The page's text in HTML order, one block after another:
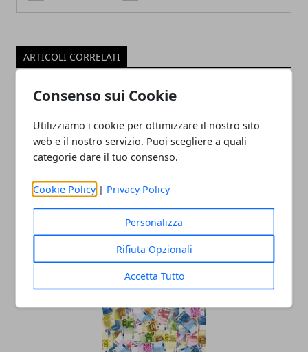
Consenso sui Cookie
Utilizziamo i cookie per ottimizzare il nostro sito
web e il nostro servizio. Puoi scegliere a quali
categorie dare il tuo consenso.
Cookie Policy | Privacy Policy
Personalizza
Rifiuta Opzionali
Accetta Tutto
ARTICOLI CORRELATI
Le migliori best practice seo per e-
commerce: consigli